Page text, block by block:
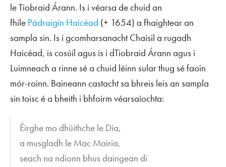
le Tiobraid Árann. Is i véarsa de chuid an
fhile Pádraigín Haicéad (+ 1654) a fhaightear an
sampla sin. Is i gcomharsanacht Chaisil a rugadh
Haicéad, is cosúil agus is i dTiobraid Árann agus i
Luimneach a rinne sé a chuid léinn sular thug sé faoin
mór-roinn. Baineann castacht sa bhreis leis an sampla
sin toisc é a bheith i bhfoirm véarsaíochta:
Éirghe mo dhúithche le Dia,
a musgladh le Mac Mairia,
seach na ndionn bhus daingean di